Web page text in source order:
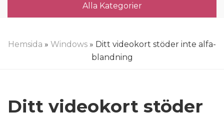
Alla Kategorier
Hemsida » Windows » Ditt videokort stöder inte alfa-
blandning
Ditt videokort stöder